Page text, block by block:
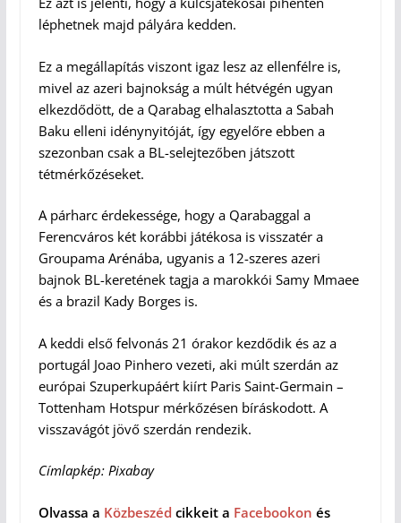
léphetnek majd pályára kedden.
Ez a megállapítás viszont igaz lesz az ellenfélre is,
mivel az azeri bajnokság a múlt hétvégén ugyan
elkezdődött, de a Qarabag elhalasztotta a Sabah
Baku elleni idénynyitóját, így egyelőre ebben a
szezonban csak a BL-selejtezőben játszott
tétmérkőzéseket.
A párharc érdekessége, hogy a Qarabaggal a
Ferencváros két korábbi játékosa is visszatér a
Groupama Arénába, ugyanis a 12-szeres azeri
bajnok BL-keretének tagja a marokkói Samy Mmaee
és a brazil Kady Borges is.
A keddi első felvonás 21 órakor kezdődik és az a
portugál Joao Pinhero vezeti, aki múlt szerdán az
európai Szuperkupáért kiírt Paris Saint-Germain –
Tottenham Hotspur mérkőzésen bíráskodott. A
visszavágót jövő szerdán rendezik.
Címlapkép: Pixabay
Olvassa a Közbeszéd cikkeit a Facebookon és